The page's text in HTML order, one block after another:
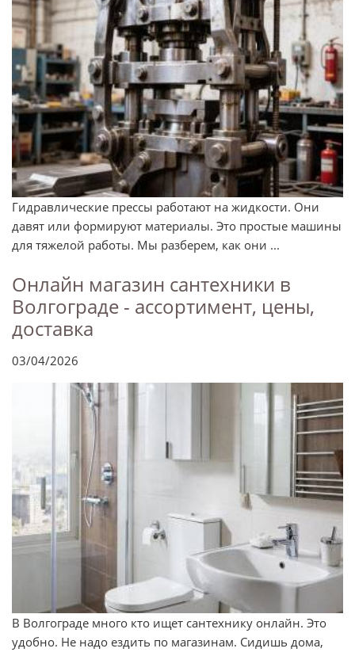
Гидравлические прессы работают на жидкости. Они
давят или формируют материалы. Это простые машины
для тяжелой работы. Мы разберем, как они ...
Онлайн магазин сантехники в
Волгограде - ассортимент, цены,
доставка
03/04/2026
В Волгограде много кто ищет сантехнику онлайн. Это
удобно. Не надо ездить по магазинам. Сидишь дома,